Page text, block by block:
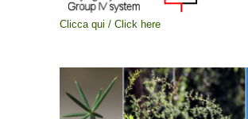
Clicca qui / Click here